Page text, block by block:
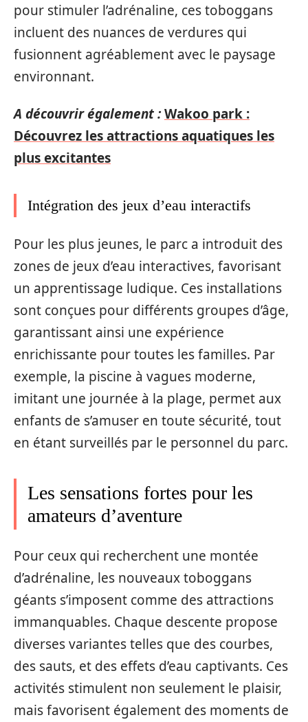
pour stimuler l’adrénaline, ces toboggans
incluent des nuances de verdures qui
fusionnent agréablement avec le paysage
environnant.
A découvrir également :Wakoo park :
Découvrez les attractions aquatiques les
plus excitantes
Intégration des jeux d’eau interactifs
Pour les plus jeunes, le parc a introduit des
zones de jeux d’eau interactives, favorisant
un apprentissage ludique. Ces installations
sont conçues pour différents groupes d’âge,
garantissant ainsi une expérience
enrichissante pour toutes les familles. Par
exemple, la piscine à vagues moderne,
imitant une journée à la plage, permet aux
enfants de s’amuser en toute sécurité, tout
en étant surveillés par le personnel du parc.
Les sensations fortes pour les
amateurs d’aventure
Pour ceux qui recherchent une montée
d’adrénaline, les nouveaux toboggans
géants s’imposent comme des attractions
immanquables. Chaque descente propose
diverses variantes telles que des courbes,
des sauts, et des effets d’eau captivants. Ces
activités stimulent non seulement le plaisir,
mais favorisent également des moments de